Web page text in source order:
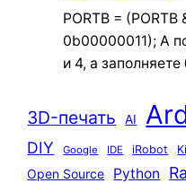
PORTB = (PORTB
0b00000011); А
и 4, а
3D-печать AI
DIY Google IDE iRobot
Open Source Python